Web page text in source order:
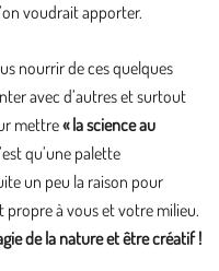
voudrait apporter.
nourrir de ces quelques
avec d’autres et surtout
mettre« la science au
qu’une palette
un peu la raison pour
à vous et votre milieu.
de la nature et être créatif !